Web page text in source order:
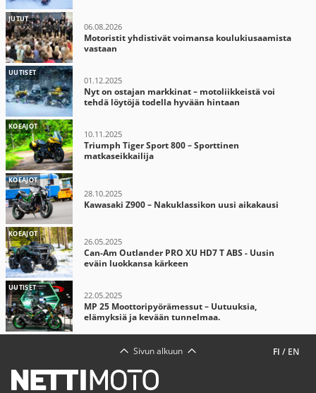
JUTUT
06.08.2026
Motoristit yhdistivät voimansa koulukiusaamista
vastaan
UUTISET
01.12.2025
Nyt on ostajan markkinat – motoliikkeistä voi
tehdä löytöjä todella hyvään hintaan
KOEAJOT
10.11.2025
Triumph Tiger Sport 800 – Sporttinen
matkaseikkailija
KOEAJOT
28.10.2025
Kawasaki Z900 – Nakuklassikon uusi aikakausi
KOEAJOT
26.05.2025
Can-Am Outlander PRO XU HD7 T ABS - Uusin
eväin luokkansa kärkeen
UUTISET
22.05.2025
MP 25 Moottoripyörämessut – Uutuuksia,
elämyksiä ja kevään tunnelmaa.
FI / EN
Sivun alkuun